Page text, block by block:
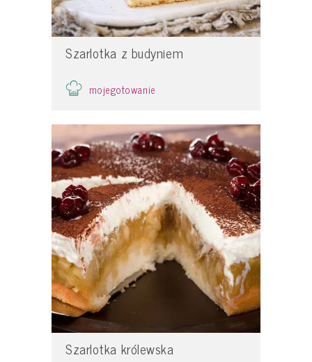
Szarlotka z budyniem
mojegotowanie
Szarlotka królewska